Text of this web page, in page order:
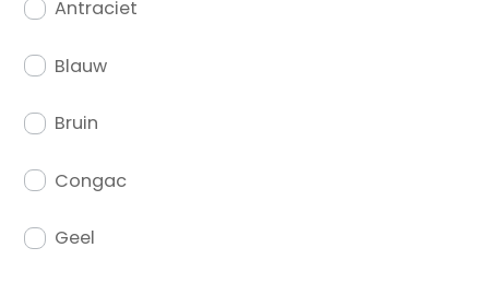
Antraciet
Blauw
Bruin
Congac
Geel